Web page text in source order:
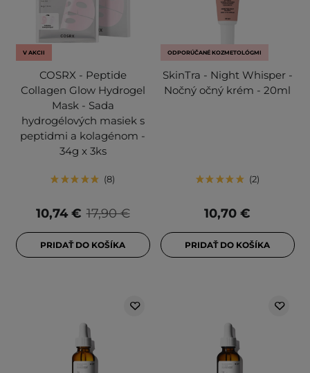
V AKCII
COSRX - Peptide
Collagen Glow Hydrogel
Mask - Sada
hydrogélových masiek s
peptidmi a kolagénom -
34g x 3ks
8
17,90 €
10,74 €
PRIDAŤ DO KOŠÍKA
ODPORÚČANÉ KOZMETOLÓGMI
SkinTra - Night Whisper -
Nočný očný krém - 20ml
2
10,70 €
PRIDAŤ DO KOŠÍKA